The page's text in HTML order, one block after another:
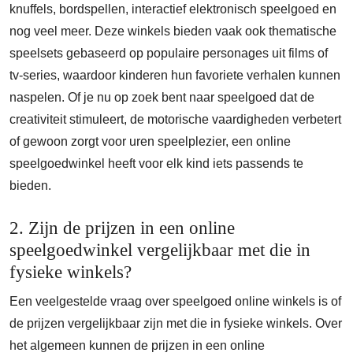
knuffels, bordspellen, interactief elektronisch speelgoed en
nog veel meer. Deze winkels bieden vaak ook thematische
speelsets gebaseerd op populaire personages uit films of
tv-series, waardoor kinderen hun favoriete verhalen kunnen
naspelen. Of je nu op zoek bent naar speelgoed dat de
creativiteit stimuleert, de motorische vaardigheden verbetert
of gewoon zorgt voor uren speelplezier, een online
speelgoedwinkel heeft voor elk kind iets passends te
bieden.
2. Zijn de prijzen in een online
speelgoedwinkel vergelijkbaar met die in
fysieke winkels?
Een veelgestelde vraag over speelgoed online winkels is of
de prijzen vergelijkbaar zijn met die in fysieke winkels. Over
het algemeen kunnen de prijzen in een online